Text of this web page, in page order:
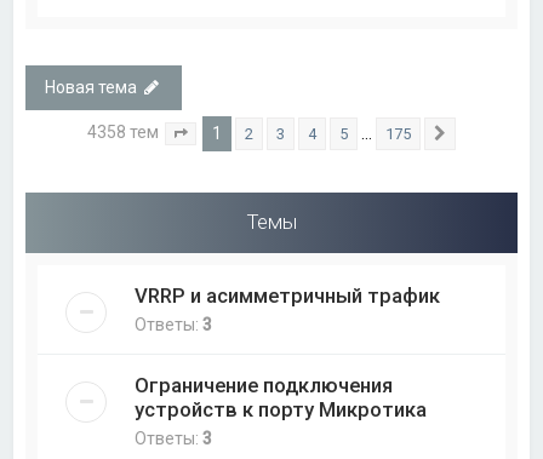
Новая тема
4358 тем Страница из 175
1 2 3 4 5 175
Темы
VRRP и асимметричный трафик
Ответы:3
Ограничение подключения
устройств к порту Микротика
Ответы:3